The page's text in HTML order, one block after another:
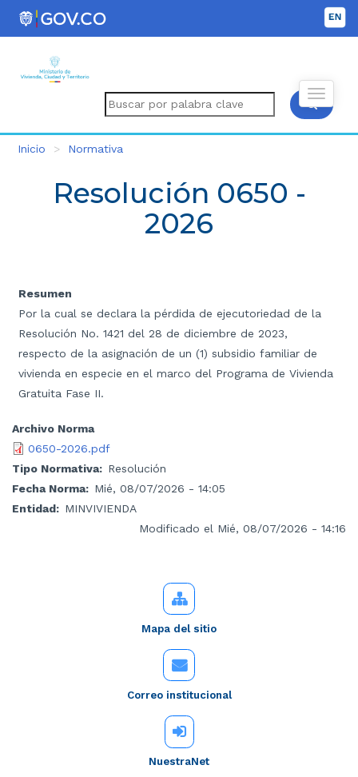
Inicio Normativa
Resolución 0650 -
2026
Resumen
Por la cual se declara la pérdida de ejecutoriedad de la
Resolución No. 1421 del 28 de diciembre de 2023,
respecto de la asignación de un (1) subsidio familiar de
vivienda en especie en el marco del Programa de Vivienda
Gratuita Fase II.
Archivo Norma
0650-2026.pdf
Tipo Normativa
Resolución
Fecha Norma
Mié, 08/07/2026 - 14:05
Entidad
MINVIVIENDA
Modificado el Mié, 08/07/2026 - 14:16
Mapa del sitio
Correo institucional
NuestraNet